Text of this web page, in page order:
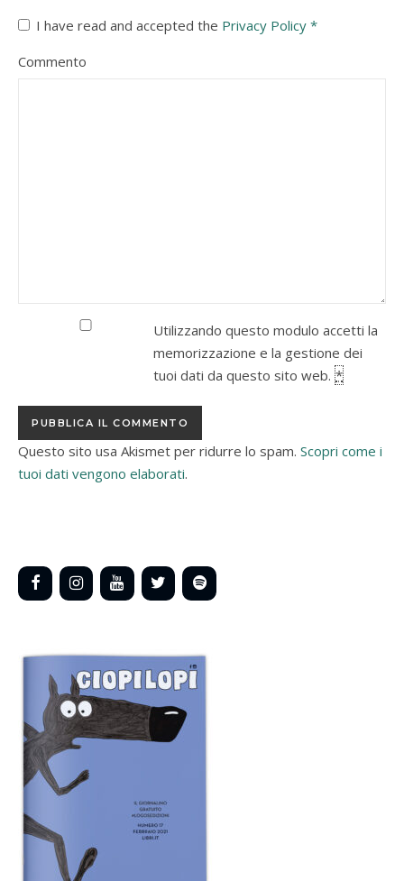
I have read and accepted the Privacy Policy *
Commento
Utilizzando questo modulo accetti la
memorizzazione e la gestione dei
tuoi dati da questo sito web.*
Questo sito usa Akismet per ridurre lo spam. Scopri come i
tuoi dati vengono elaborati.